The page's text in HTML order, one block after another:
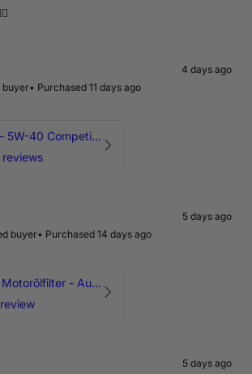
4 days ago
buyer• Purchased 11 days ago
2 Liter - 5W-40 Competition 300V Motul Motoröl
reviews
5 days ago
buyer• Purchased 14 days ago
MANN Motorölfilter - Audi RS3 TTRS RSQ3 VZ5 - DAZ DNW
5 days ago